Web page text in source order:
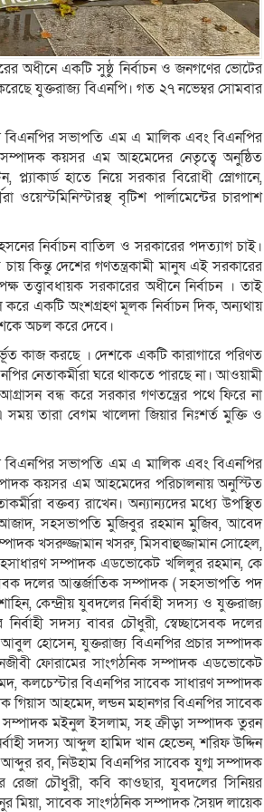
অধীনে একটি সুষ্ঠু নির্বাচন ও জনগণের ভোটের
যুক্তরাজ্য বিএনপি। গত ২৭ নভেম্বর সোমবার
বিএনপির সভাপতি এম এ মালিক এবং বিএনপির
সম্পাদক কয়সর এম আহমেদের নেতৃত্বে অনুষ্ঠিত
হাতে নিয়ে সরকার বিরোধী স্লোগানে,
বৃটিশ পার্লামেন্টের চারপাশ
নির্বাচন বাতিল ও সরকারের পদত্যাগ চাই।
কিন্তু দেশের গণতন্ত্রকামী মানুষ এই সরকারের
তত্ত্বাবধায়ক সরকারের অধীনে নির্বাচন । তাই
করে একটি অংশগ্রহণ মূলক নির্বাচন দিক, অন্যথায়
অচল করে দেবে।
কাজ করছে । দেশকে একটি কারাগারে পরিণত
নেতাকর্মীরা ঘরে থাকতে পারছে না। আওয়ামী
বন্ধ করে সরকার গণতন্ত্রের পথে ফিরে না
তারা বেগম খালেদা জিয়ার নিঃশর্ত মুক্তি ও
বিএনপির সভাপতি এম এ মালিক এবং বিএনপির
কয়সর এম আহমেদের পরিচালনায় অনুস্টিত
বক্তব্য রাখেন। অন্যান্যদের মধ্যে উপস্থিত
সহসভাপতি মুজিবুর রহমান মুজিব, আবেদ
খসরুজ্জামান খসরু, মিসবাহুজ্জামান সোহেল,
সম্পাদক এডভোকেট খলিলুর রহমান, কে
দলের আন্তর্জাতিক সম্পাদক ( সহসভাপতি পদ
কেন্দ্রীয় যুবদলের নির্বাহী সদস্য ও যুক্তরাজ্য
সদস্য বাবর চৌধুরী, স্বেচ্ছাসেবক দলের
হোসেন, যুক্তরাজ্য বিএনপির প্রচার সম্পাদক
ফোরামের সাংগঠনিক সম্পাদক এডভোকেট
কলচেস্টার বিএনপির সাবেক সাধারণ সম্পাদক
গিয়াস আহমেদ, লন্ডন মহানগর বিএনপির সাবেক
সম্পাদক মইনুল ইসলাম, সহ ক্রীড়া সম্পাদক তুরন
সদস্য আব্দুল হামিদ খান হেভেন, শরিফ উদ্দিন
রব, নিউহাম বিএনপির সাবেক যুগ্ম সম্পাদক
চৌধুরী, কবি কাওছার, যুবদলের সিনিয়র
মিয়া, সাবেক সাংগঠনিক সম্পাদক সৈয়দ লায়েক